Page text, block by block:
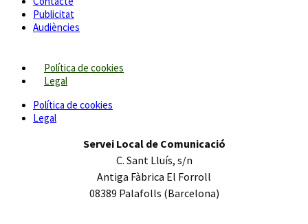
Publicitat
Audiències
Política de cookies
Legal
Política de cookies
Legal
Servei Local de Comunicació
C. Sant Lluís, s/n
Antiga Fàbrica El Forroll
08389 Palafolls (Barcelona)